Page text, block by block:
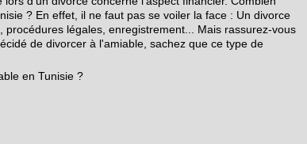
? En effet, il ne faut pas se voiler la face : Un divorce
légales, enregistrement... Mais rassurez-vous
de divorcer à l'amiable, sachez que ce type de
en Tunisie ?